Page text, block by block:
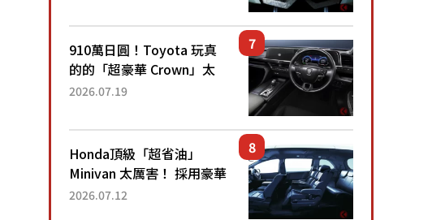
高階「Super Sport」車款
相同的...
910萬日圓！Toyota 玩真
的的「超豪華 Crown」太
厲害了！採用由「匠人技
運動化「底盤設定」！還配
備專屬豪華...
2026.07.19
Honda頂級「超省油」
Minivan 太厲害！ 採用豪華
「真皮座椅」與專屬「黑色
2026.07.12